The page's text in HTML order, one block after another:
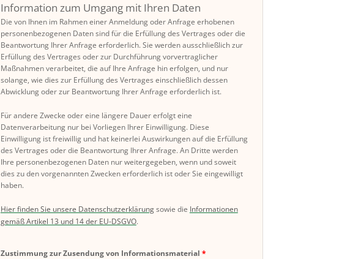
Information zum Umgang mit Ihren Daten
Die von Ihnen im Rahmen einer Anmeldung oder Anfrage erhobenen
personenbezogenen Daten sind für die Erfüllung des Vertrages oder die
Beantwortung Ihrer Anfrage erforderlich. Sie werden ausschließlich zur
Erfüllung des Vertrages oder zur Durchführung vorvertraglicher
Maßnahmen verarbeitet, die auf Ihre Anfrage hin erfolgen, und nur
solange, wie dies zur Erfüllung des Vertrages einschließlich dessen
Abwicklung oder zur Beantwortung Ihrer Anfrage erforderlich ist.
Für andere Zwecke oder eine längere Dauer erfolgt eine
Datenverarbeitung nur bei Vorliegen Ihrer Einwilligung. Diese
Einwilligung ist freiwillig und hat keinerlei Auswirkungen auf die Erfüllung
des Vertrages oder die Beantwortung Ihrer Anfrage. An Dritte werden
Ihre personenbezogenen Daten nur weitergegeben, wenn und soweit
dies zu den vorgenannten Zwecken erforderlich ist oder Sie eingewilligt
haben.
Hier finden Sie unsere Datenschutzerklärungsowie die Informationen
gemäß Artikel 13 und 14 der EU-DSGVO.
Zustimmung zur Zusendung von Informationsmaterial